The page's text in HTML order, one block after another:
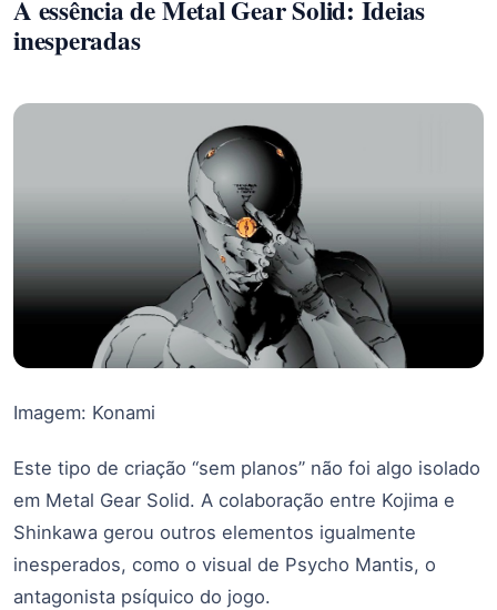
A essência de Metal Gear Solid: Ideias
inesperadas
Imagem: Konami
Este tipo de criação “sem planos” não foi algo isolado
em Metal Gear Solid. A colaboração entre Kojima e
Shinkawa gerou outros elementos igualmente
inesperados, como o visual de Psycho Mantis, o
antagonista psíquico do jogo.